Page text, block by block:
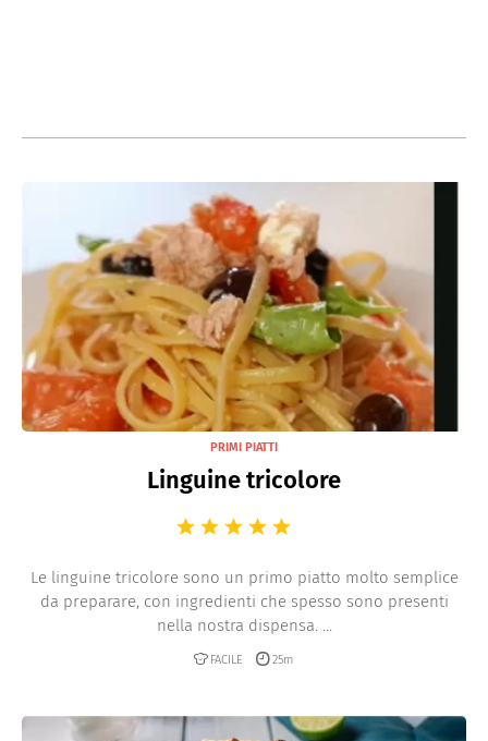
PRIMI PIATTI
Linguine tricolore
Le linguine tricolore sono un primo piatto molto semplice
da preparare, con ingredienti che spesso sono presenti
nella nostra dispensa. ...
FACILE 25m